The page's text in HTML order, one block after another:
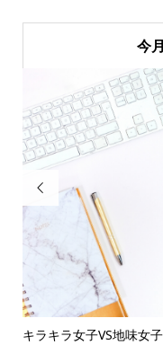
今

ラキラ女子VS地味女子